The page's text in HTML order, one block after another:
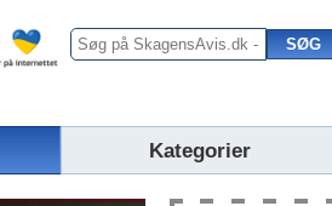
Kategorier